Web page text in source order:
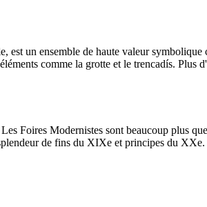
un ensemble de haute valeur symbolique
comme la grotte et le trencadís. Plus
Foires Modernistes sont beaucoup plus
de fins du XIXe et principes du